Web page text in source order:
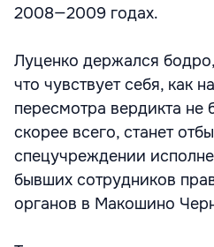
2008—2009 годах.
Луценко держался
что чувствует себя, как
пересмотра вердикта не
скорее всего, станет
спецучреждении
бывших сотрудников
органов в Макошино